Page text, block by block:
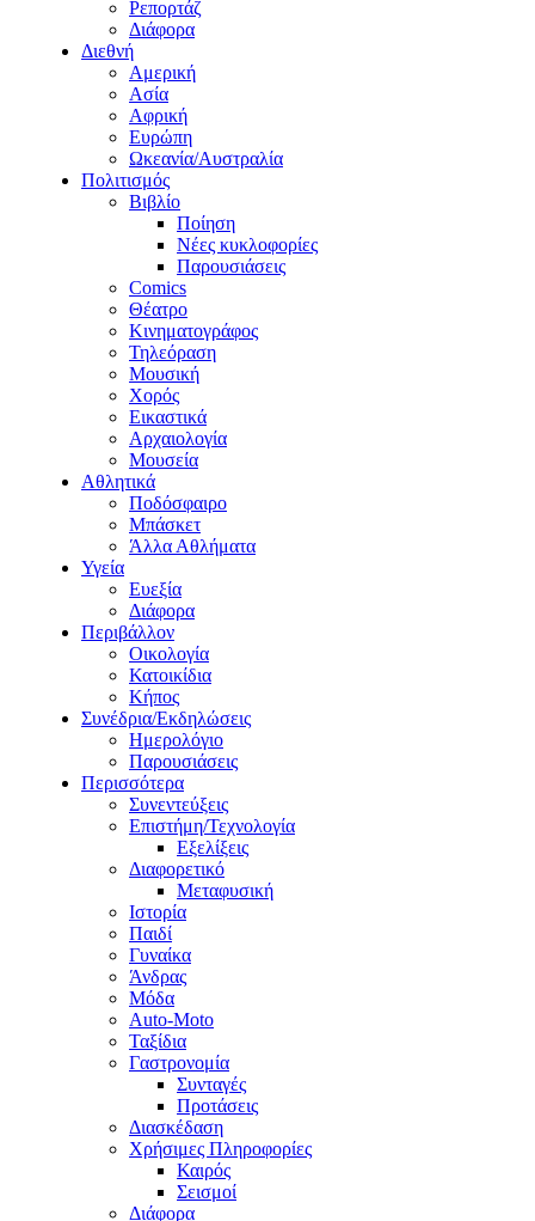
Ρεπορτάζ
Διάφορα
Διεθνή
Αμερική
Ασία
Αφρική
Ευρώπη
Ωκεανία/Αυστραλία
Πολιτισμός
Βιβλίο
Ποίηση
Νέες κυκλοφορίες
Παρουσιάσεις
Comics
Θέατρο
Κινηματογράφος
Τηλεόραση
Μουσική
Χορός
Εικαστικά
Αρχαιολογία
Μουσεία
Αθλητικά
Ποδόσφαιρο
Μπάσκετ
Άλλα Αθλήματα
Υγεία
Ευεξία
Διάφορα
Περιβάλλον
Οικολογία
Κατοικίδια
Κήπος
Συνέδρια/Εκδηλώσεις
Ημερολόγιο
Παρουσιάσεις
Περισσότερα
Συνεντεύξεις
Επιστήμη/Τεχνολογία
Εξελίξεις
Διαφορετικό
Μεταφυσική
Ιστορία
Παιδί
Γυναίκα
Άνδρας
Μόδα
Auto-Moto
Ταξίδια
Γαστρονομία
Συνταγές
Προτάσεις
Διασκέδαση
Χρήσιμες Πληροφορίες
Καιρός
Σεισμοί
Διάφορα